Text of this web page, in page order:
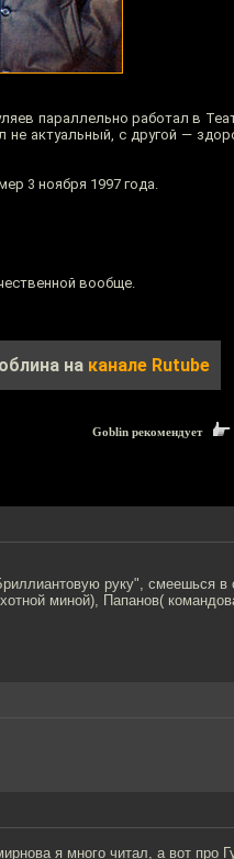
параллельно работал в
актуальный, с другой —
3 ноября 1997 года.
вообще.
на канале Rutube
Goblin рекомендует
руку", смеешься
миной), Папанов(
я много читал, а вот про